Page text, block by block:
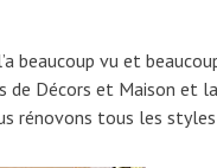
beaucoup vu et
de Décors et Maison et
rénovons tous les styles